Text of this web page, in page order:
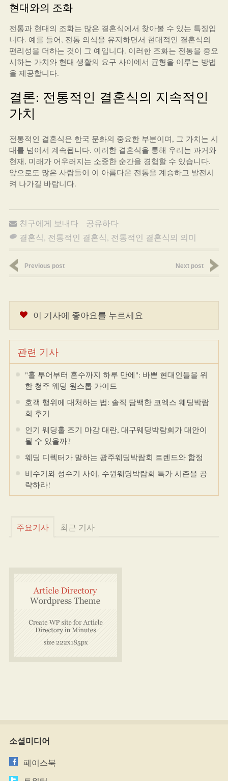
현대와의 조화
전통과 현대의 조화는 많은 결혼식에서 찾아볼 수 있는 특징입
니다. 예를 들어, 전통 의식을 유지하면서 현대적인 결혼식의
편리성을 더하는 것이 그 예입니다. 이러한 조화는 전통을 중요
시하는 가치와 현대 생활의 요구 사이에서 균형을 이루는 방법
을 제공합니다.
결론: 전통적인 결혼식의 지속적인
가치
전통적인 결혼식은 한국 문화의 중요한 부분이며, 그 가치는 시
대를 넘어서 계속됩니다. 이러한 결혼식을 통해 우리는 과거와
현재, 미래가 어우러지는 소중한 순간을 경험할 수 있습니다.
앞으로도 많은 사람들이 이 아름다운 전통을 계승하고 발전시
켜 나가길 바랍니다.
친구에게 보내다
공유하다
결혼식, 전통적인 결혼식, 전통적인 결혼식의 의미
Previous post Next post
이 기사에 좋아요를 누르세요
관련 기사
"홀 투어부터 혼수까지 하루 만에": 바쁜 현대인들을 위
한 청주 웨딩 원스톱 가이드
호객 행위에 대처하는 법: 솔직 담백한 코엑스 웨딩박람
회 후기
인기 웨딩홀 조기 마감 대란, 대구웨딩박람회가 대안이
될 수 있을까?
웨딩 디렉터가 말하는 광주웨딩박람회 트렌드와 함정
비수기와 성수기 사이, 수원웨딩박람회 특가 시즌을 공
략하라!
주요기사 최근 기사
소셜미디어
페이스북